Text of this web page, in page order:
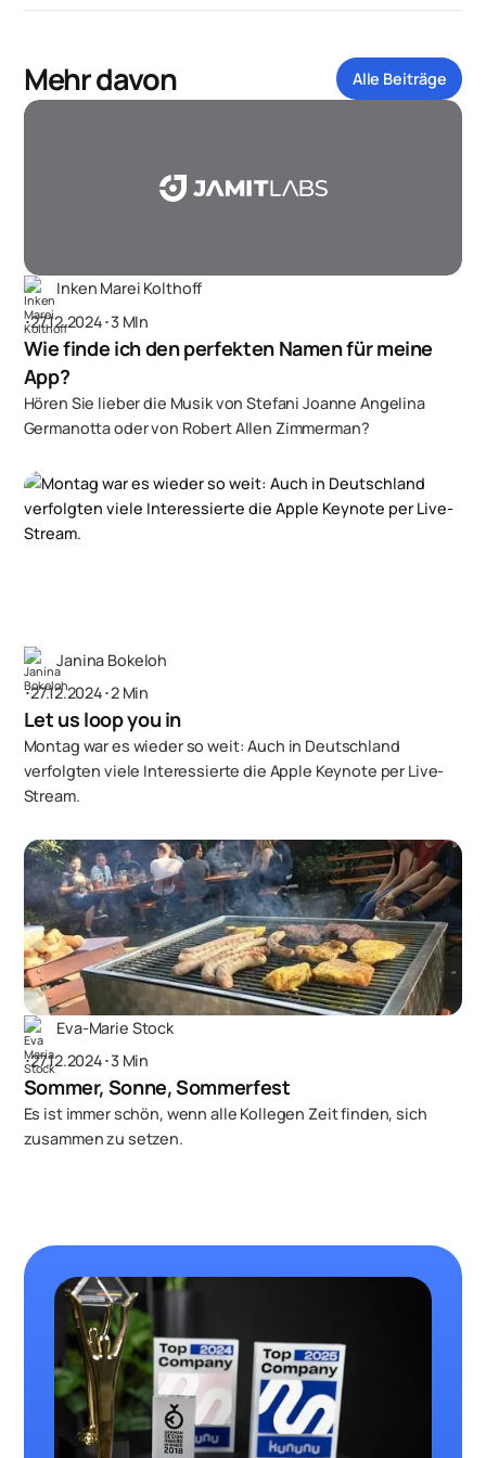
Mehr davon Alle Beiträge
Inken Marei Kolthoff
･27.12.2024･3 MIn
Wie finde ich den perfekten Namen für meine
App?
Hören Sie lieber die Musik von Stefani Joanne Angelina
Germanotta oder von Robert Allen Zimmerman?
Janina Bokeloh
･27.12.2024･2 Min
Let us loop you in
Montag war es wieder so weit: Auch in Deutschland
verfolgten viele Interessierte die Apple Keynote per Live-
Stream.
Eva-Marie Stock
･27.12.2024･3 Min
Sommer, Sonne, Sommerfest
Es ist immer schön, wenn alle Kollegen Zeit finden, sich
zusammen zu setzen.